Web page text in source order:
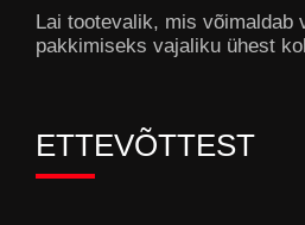
Lai tootevalik, mis võimaldab
pakkimiseks vajaliku ühest
ETTEVÕTTEST